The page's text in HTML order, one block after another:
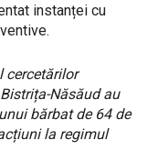
instanței cu
cercetărilor
Bistrița-Năsăud au
bărbat de 64 de
la regimul